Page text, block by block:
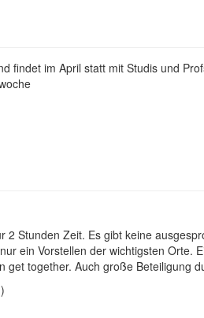
findet im April statt mit Studis und
Stunden Zeit. Es gibt keine
ein Vorstellen der wichtigsten
together. Auch große Beteiligung